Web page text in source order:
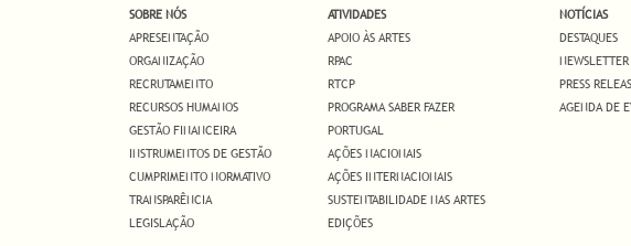
SOBRE NÓS
APRESENTAÇÃO
ORGANIZAÇÃO
RECRUTAMENTO
RECURSOS HUMANOS
GESTÃO FINANCEIRA
INSTRUMENTOS DE GESTÃO
CUMPRIMENTO NORMATIVO
TRANSPARÊNCIA
LEGISLAÇÃO
ATIVIDADES
APOIO ÀS ARTES
RPAC
RTCP
PROGRAMA SABER FAZER
PORTUGAL
AÇÕES NACIONAIS
AÇÕES INTERNACIONAIS
SUSTENTABILIDADE NAS ARTES
EDIÇÕES
NOTÍCIAS
DESTAQUES
NEWSLETTER
PRESS
AGENDA DE